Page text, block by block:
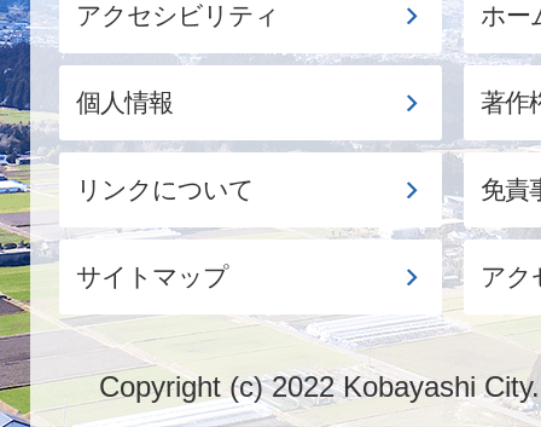
アクセシビリティ ホー
個人情報 著作
リンクについて 免責
サイトマップ アク
Copyright (c) 2022 Kobayashi